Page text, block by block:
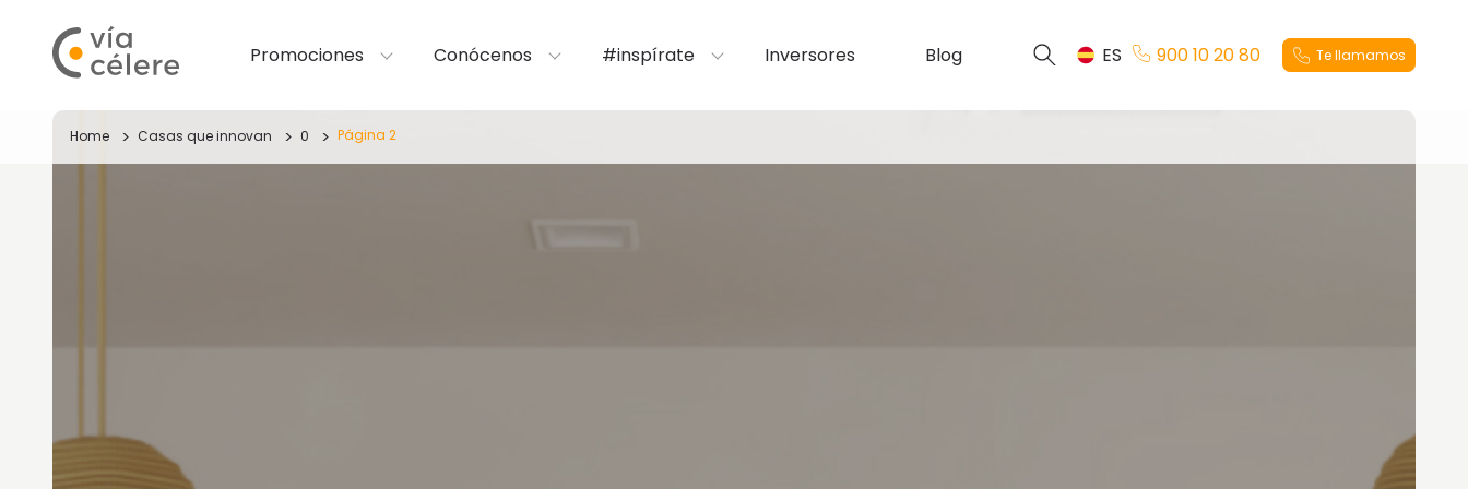
Promociones Conócenos #inspírate Inversores Blog ES 900 10 20 80 Te llamamos
Home Casas que innovan 0 Página 2